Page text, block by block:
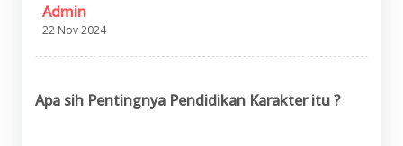
Admin
22 Nov 2024
Apa sih Pentingnya Pendidikan Karakter itu ?